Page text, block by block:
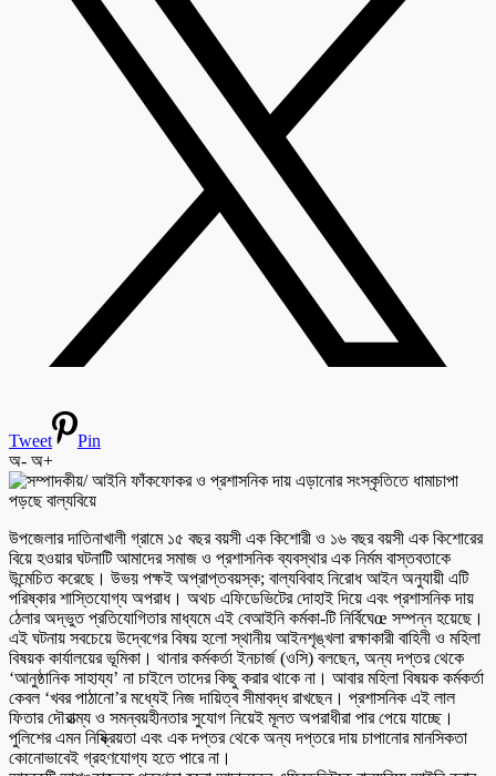
Tweet
Pin
অ- অ+
উপজেলার দাতিনাখালী গ্রামে ১৫ বছর বয়সী এক কিশোরী ও ১৬ বছর বয়সী এক কিশোরের
বিয়ে হওয়ার ঘটনাটি আমাদের সমাজ ও প্রশাসনিক ব্যবস্থার এক নির্মম বাস্তবতাকে
উন্মেচিত করেছে। উভয় পক্ষই অপ্রাপ্তবয়স্ক; বাল্যবিবাহ নিরোধ আইন অনুযায়ী এটি
পরিষ্কার শাস্তিযোগ্য অপরাধ। অথচ এফিডেভিটের দোহাই দিয়ে এবং প্রশাসনিক দায়
ঠেলার অদ্ভুত প্রতিযোগিতার মাধ্যমে এই বেআইনি কর্মকা-টি নির্বিঘেœ সম্পন্ন হয়েছে।
এই ঘটনায় সবচেয়ে উদ্বেগের বিষয় হলো স্থানীয় আইনশৃঙ্খলা রক্ষাকারী বাহিনী ও মহিলা
বিষয়ক কার্যালয়ের ভূমিকা। থানার কর্মকর্তা ইনচার্জ (ওসি) বলছেন, অন্য দপ্তর থেকে
‘আনুষ্ঠানিক সাহায্য’ না চাইলে তাদের কিছু করার থাকে না। আবার মহিলা বিষয়ক কর্মকর্তা
কেবল ‘খবর পাঠানো’র মধ্যেই নিজ দায়িত্ব সীমাবদ্ধ রাখছেন। প্রশাসনিক এই লাল
ফিতার দৌরাত্ম্য ও সমন্বয়হীনতার সুযোগ নিয়েই মূলত অপরাধীরা পার পেয়ে যাচ্ছে।
পুলিশের এমন নিষ্ক্রিয়তা এবং এক দপ্তর থেকে অন্য দপ্তরে দায় চাপানোর মানসিকতা
কোনোভাবেই গ্রহণযোগ্য হতে পারে না।